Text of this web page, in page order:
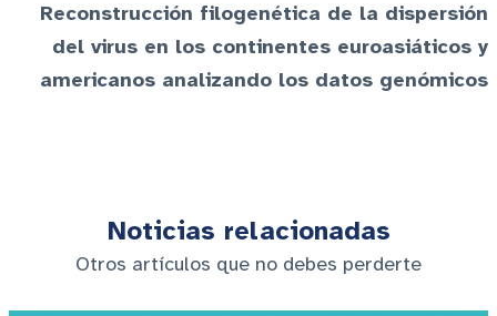
Reconstrucción filogenética de la dispersión
del virus en los continentes euroasiáticos y
americanos analizando los datos genómicos
Noticias relacionadas
Otros artículos que no debes perderte